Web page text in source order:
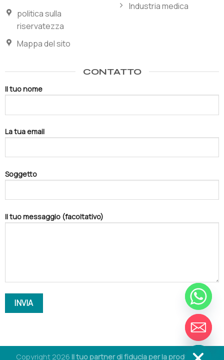
politica sulla
riservatezza
Mappa del sito
Industria medica
CONTATTO
Il tuo nome
La tua email
Soggetto
Il tuo messaggio (facoltativo)
Copyright 2026 Il tuo partner di fiducia per la produzione
NASCONDI
CHIACCHIERONE